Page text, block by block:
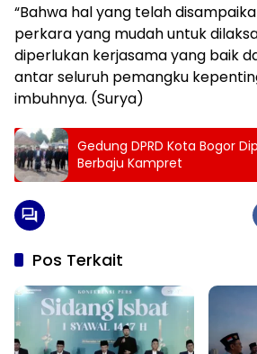
“Bahwa hal yang telah
perkara yang mudah untuk
diperlukan kerjasama yang baik
antar seluruh pemangku
imbuhnya. (Surya)
Gedung DPRD Kota Bogor
Berbaju Kampret
Pos Terkait